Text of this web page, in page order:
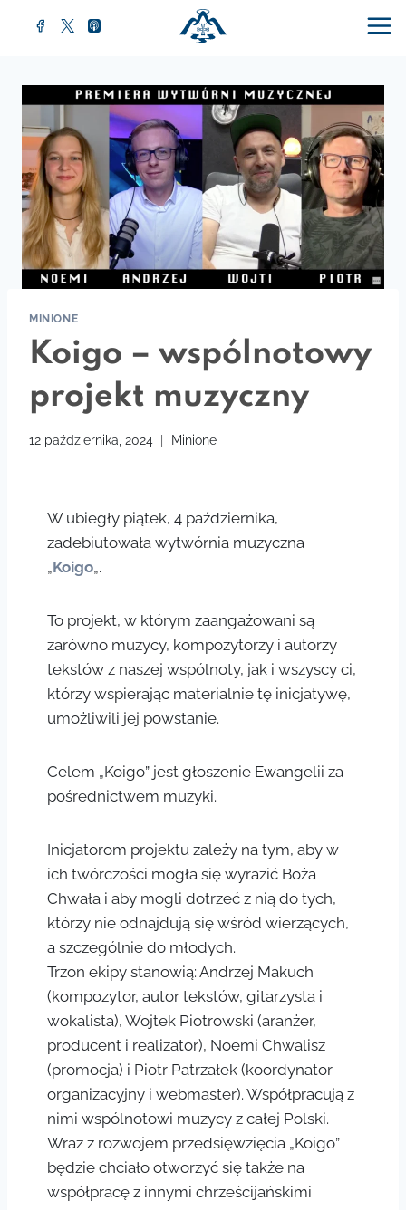
MINIONE
Koigo – wspólnotowy
projekt muzyczny
12 października, 2024 Minione
W ubiegły piątek, 4 października,
zadebiutowała wytwórnia muzyczna
„Koigo„.
To projekt, w którym zaangażowani są
zarówno muzycy, kompozytorzy i autorzy
tekstów z naszej wspólnoty, jak i wszyscy ci,
którzy wspierając materialnie tę inicjatywę,
umożliwili jej powstanie.
Celem „Koigo” jest głoszenie Ewangelii za
pośrednictwem muzyki.
Inicjatorom projektu zależy na tym, aby w
ich twórczości mogła się wyrazić Boża
Chwała i aby mogli dotrzeć z nią do tych,
którzy nie odnajdują się wśród wierzących,
a szczególnie do młodych.
Trzon ekipy stanowią: Andrzej Makuch
(kompozytor, autor tekstów, gitarzysta i
wokalista), Wojtek Piotrowski (aranżer,
producent i realizator), Noemi Chwalisz
(promocja) i Piotr Patrzałek (koordynator
organizacyjny i webmaster). Współpracują z
nimi wspólnotowi muzycy z całej Polski.
Wraz z rozwojem przedsięwzięcia „Koigo”
będzie chciało otworzyć się także na
współpracę z innymi chrześcijańskimi